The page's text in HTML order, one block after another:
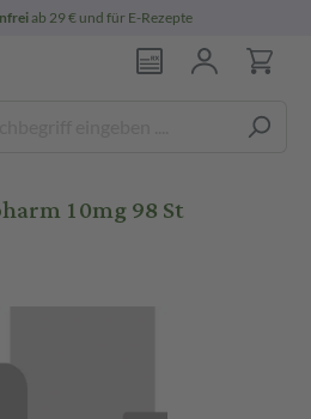
ab 29 € und für E-Rezepte
10mg 98 St